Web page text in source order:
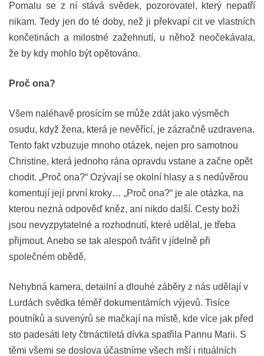
Pomalu se z ní stává svědek, pozorovatel, který nepatří
nikam. Tedy jen do té doby, než ji překvapí cit ve vlastních
končetinách a milostné zažehnutí, u něhož neočekávala,
že by kdy mohlo být opětováno.
Proč ona?
Všem naléhavě prosícím se může zdát jako výsměch
osudu, když žena, která je nevěřící, je zázračně uzdravena.
Tento fakt vzbuzuje mnoho otázek, nejen pro samotnou
Christine, která jednoho rána opravdu vstane a začne opět
chodit. „Proč ona?“ Ozývají se okolní hlasy a s nedůvěrou
komentují její první kroky… „Proč ona?“ je ale otázka, na
kterou nezná odpověď kněz, ani nikdo další. Cesty boží
jsou nevyzpytatelné a rozhodnutí, které udělal, je třeba
přijmout. Anebo se tak alespoň tvářit v jídelně při
společném obědě.
Nehybná kamera, detailní a dlouhé záběry z nás udělají v
Lurdách svědka téměř dokumentárních výjevů. Tisíce
poutníků a suvenýrů se mačkají na místě, kde více jak před
sto padesáti lety čtrnáctiletá dívka spatřila Pannu Marii. S
těmi všemi se doslova účastníme všech mší i rituálních